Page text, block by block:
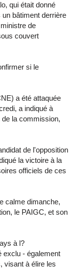
qui était donné
bâtiment derrière
de
couvert
si le
a été attaquée
a indiqué à
la commission,
de l'opposition
la victoire à la
officiels de ces
calme dimanche,
le PAIGC, et son
à l?
exclu - également
visant à élire les